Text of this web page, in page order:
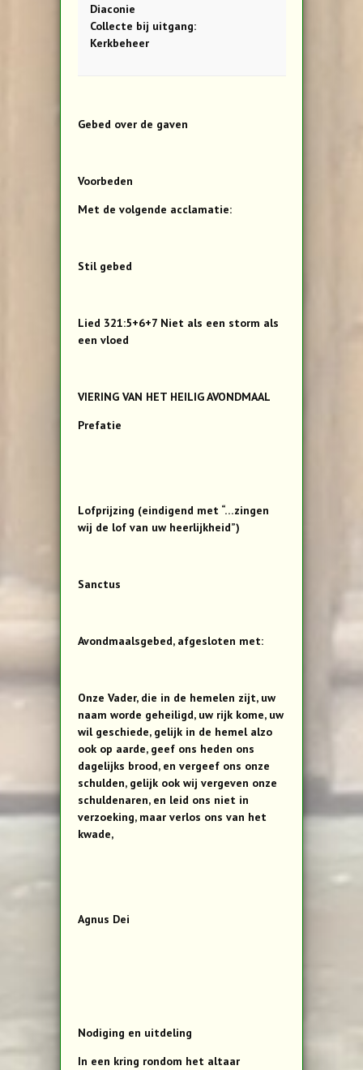
Diaconie
Collecte bij uitgang:
Kerkbeheer
Gebed over de gaven
Voorbeden
Met de volgende acclamatie:
Stil gebed
Lied 321:5+6+7 Niet als een storm als
een vloed
VIERING VAN HET HEILIG AVONDMAAL
Prefatie
Lofprijzing (eindigend met “…zingen
wij de lof van uw heerlijkheid”)
Sanctus
Avondmaalsgebed, afgesloten met:
Onze Vader, die in de hemelen zijt, uw
naam worde geheiligd, uw rijk kome, uw
wil geschiede, gelijk in de hemel alzo
ook op aarde, geef ons heden ons
dagelijks brood, en vergeef ons onze
schulden, gelijk ook wij vergeven onze
schuldenaren, en leid ons niet in
verzoeking, maar verlos ons van het
kwade,
Agnus Dei
Nodiging en uitdeling
In een kring rondom het altaar